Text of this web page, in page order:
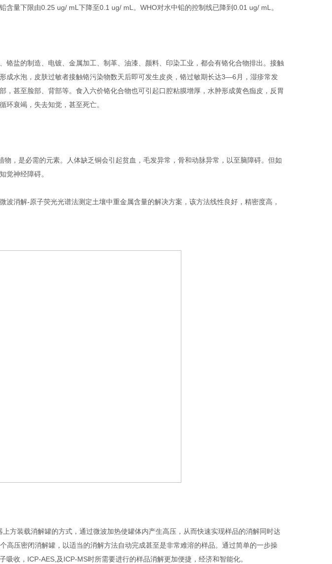
含量下限由0.25 ug/ mL下降至0.1 ug/ mL。WHO对水中铅的控制线已降到0.01 ug/ mL。
盐的制造、电镀、金属加工、制革、油漆、颜料、印染工业，都会有铬化合物排出。接触
成水泡，皮肤过敏者接触铬污染物数天后即可发生皮炎，铬过敏期长达3—6月，湿疹常发
，甚至脸部、背部等。食入六价铬化合物也可引起口腔粘膜增厚，水肿形成黄色痂皮，反胃
环衰竭，失去知觉，甚至死亡。
是必需的元素。人体缺乏铜会引起贫血，毛发异常，骨和动脉异常，以至脑障碍。但如
觉神经障碍。
消解-原子荧光光谱法测定土壤中重金属含量的解决方案，该方法线性良好，精密度高，
装载消解罐的方式，通过微波加热使罐体内产生高压，从而快速实现样品的消解同时达
高压密闭消解罐，以适当的消解方法自动完成甚至是非常难溶的样品。通过简单的一步操
收，ICP-AES,及ICP-MS时所需要进行的样品消解更加便捷，经济和智能化。